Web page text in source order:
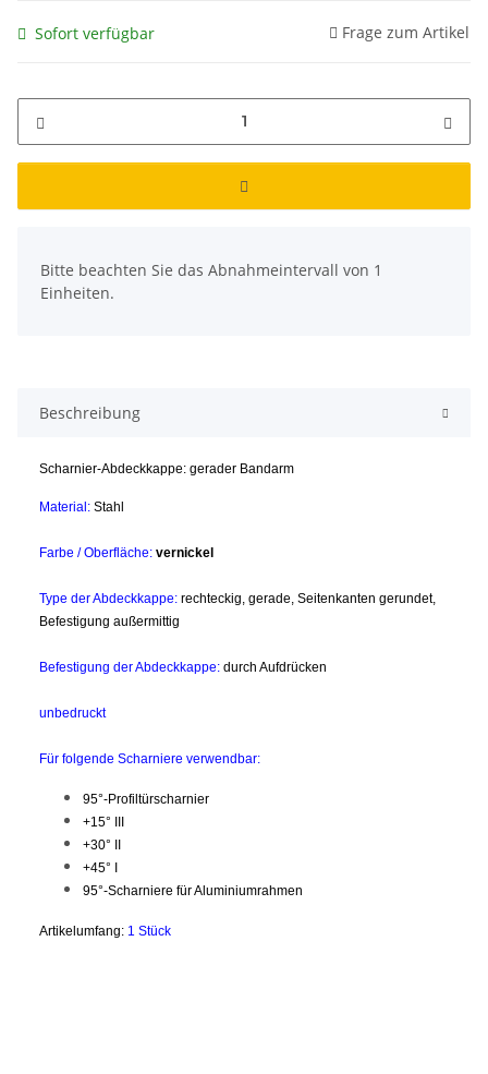
Sofort verfügbar Frage zum Artikel
Bitte beachten Sie das Abnahmeintervall von 1
Einheiten.
Beschreibung
Scharnier-Abdeckkappe: gerader Bandarm
Material: Stahl
Farbe / Oberfläche: vernickel
Type der Abdeckkappe: rechteckig, gerade, Seitenkanten gerundet,
Befestigung außermittig
Befestigung der Abdeckkappe: durch Aufdrücken
unbedruckt
Für folgende Scharniere verwendbar:
95°-Profiltürscharnier
+15° III
+30° II
+45° I
95°-Scharniere für Aluminiumrahmen
Artikelumfang: 1 Stück